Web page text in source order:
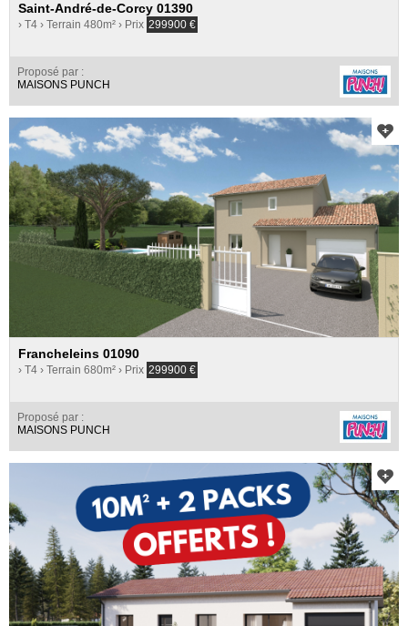
Saint-André-de-Corcy 01390
› T4 › Terrain 480m² › Prix 299900 €
Proposé par :
MAISONS PUNCH
Francheleins 01090
› T4 › Terrain 680m² › Prix 299900 €
Proposé par :
MAISONS PUNCH